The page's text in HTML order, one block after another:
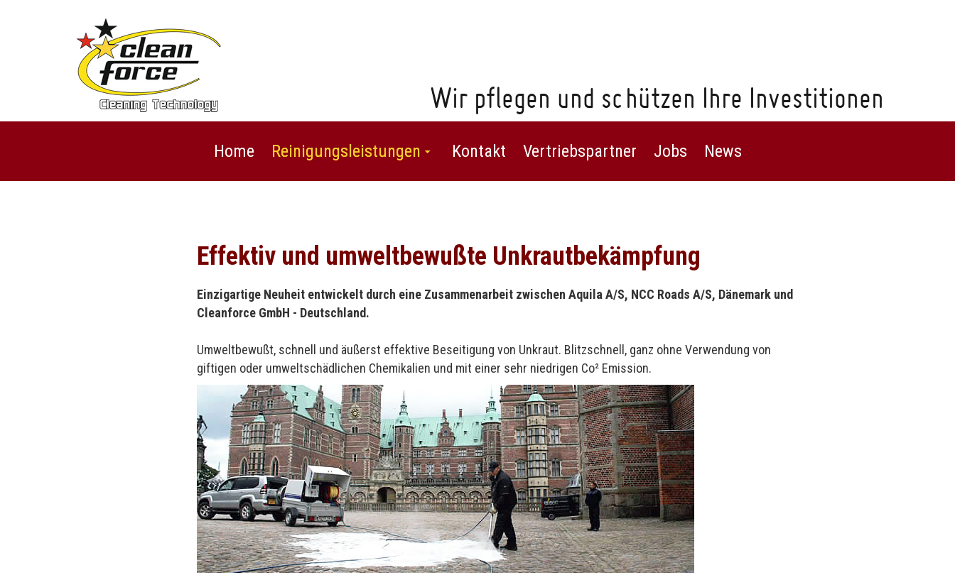
Wir pflegen und schützen Ihre Investitionen
Home Reinigungsleistungen Kontakt Vertriebspartner Jobs News
Effektiv und umweltbewußte Unkrautbekämpfung
Einzigartige Neuheit entwickelt durch eine Zusammenarbeit zwischen Aquila A/S, NCC Roads A/S, Dänemark und
Cleanforce GmbH - Deutschland.
Umweltbewußt, schnell und äußerst effektive Beseitigung von Unkraut. Blitzschnell, ganz ohne Verwendung von
giftigen oder umweltschädlichen Chemikalien und mit einer sehr niedrigen Co² Emission.